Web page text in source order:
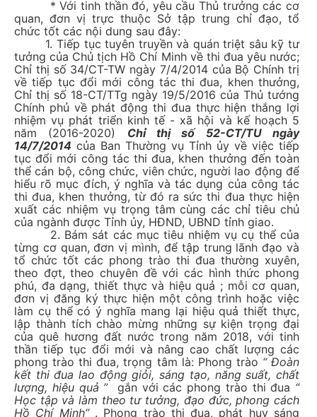
* Với tinh thần đó, yêu cầu Thủ trưởng các cơ
quan, đơn vị trực thuộc Sở tập trung chỉ đạo, tổ
chức tốt các nội dung sau đây:
1. Tiếp tục tuyên truyền và quán triệt sâu kỹ tư
tưởng của Chủ tịch Hồ Chí Minh về thi đua yêu nước;
Chỉ thị số 34/CT-TW ngày 7/4/2014 của Bộ Chính trị
về tiếp tục đổi mới công tác thi đua, khen thưởng,
Chỉ thị số 18-CT/TTg ngày 19/5/2016 của Thủ tướng
Chính phủ về phát động thi đua thực hiện thắng lợi
nhiệm vụ phát triển kinh tế - xã hội và kế hoạch 5
năm (2016-2020) Chỉ thị số 52-CT/TU ngày
14/7/2014 của Ban Thường vụ Tỉnh ủy về việc tiếp
tục đổi mới công tác thi đua, khen thưởng đến toàn
thể cán bộ, công chức, viên chức, người lao động để
hiểu rõ mục đích, ý nghĩa và tác dụng của công tác
thi đua, khen thưởng, từ đó ra sức thi đua thực hiện
xuất các nhiệm vụ trọng tâm cùng các chỉ tiêu chủ
của ngành được Tỉnh ủy, HĐND, UBND tỉnh giao.
2. Bám sát các mục tiêu nhiệm vụ cụ thể của
từng cơ quan, đơn vị mình, để tập trung lãnh đạo và
tổ chức tốt các phong trào thi đua thường xuyên,
theo đợt, theo chuyên đề với các hình thức phong
phú, đa dạng, thiết thực và hiệu quả ; mỗi cơ quan,
đơn vị đăng ký thực hiện một công trình hoặc việc
làm cụ thể có ý nghĩa mang lại hiệu quả thiết thực,
lập thành tích chào mừng những sự kiện trọng đại
của quê hương đất nước trong năm 2018, với tinh
thần tiếp tục đổi mới và nâng cao chất lượng các
phong trào thi đua, trọng tâm là: Phong trào “ Đoàn
kết thi đua lao động giỏi, sáng tạo, năng suất, chất
lượng, hiệu quả ”
gắn với các phong trào thi đua “
Học tập và làm theo tư tưởng, đạo đức, phong cách
Hồ Chí Minh”. Phong trào thi đua, phát huy sáng